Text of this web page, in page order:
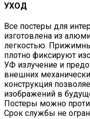
УХОД
Все постеры для
изготовлена из
легкостью.
плотно фиксируют
УФ излучение и
внешних
конструкция
изображений в
Постеры можно
Срок службы не